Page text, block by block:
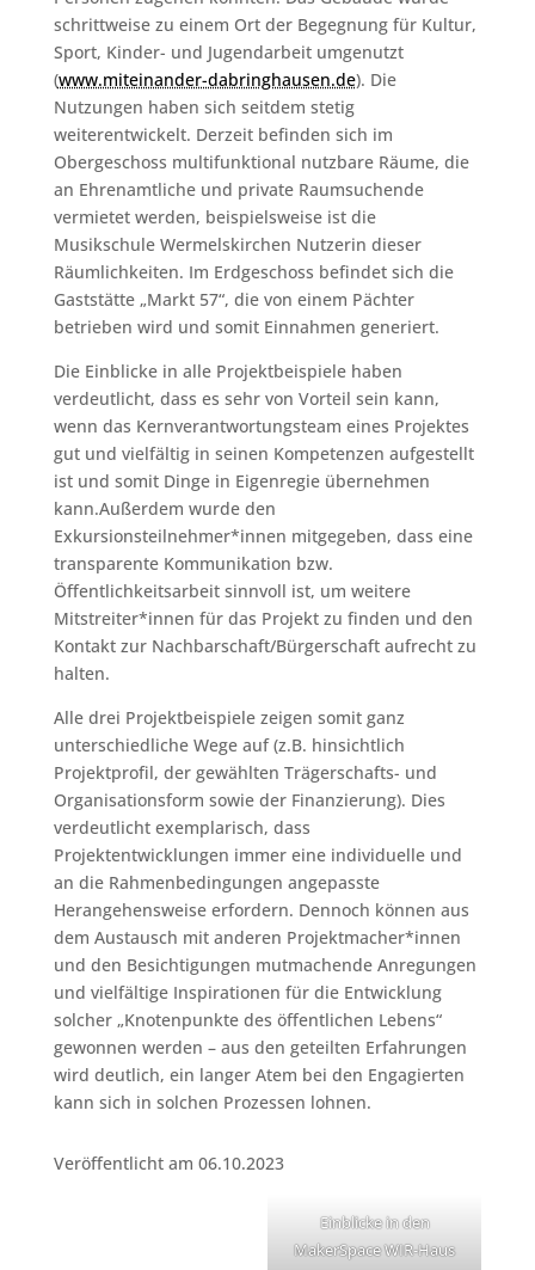
schrittweise zu einem Ort der Begegnung für Kultur,
Sport, Kinder- und Jugendarbeit umgenutzt
(www.miteinander-dabringhausen.de). Die
Nutzungen haben sich seitdem stetig
weiterentwickelt. Derzeit befinden sich im
Obergeschoss multifunktional nutzbare Räume, die
an Ehrenamtliche und private Raumsuchende
vermietet werden, beispielsweise ist die
Musikschule Wermelskirchen Nutzerin dieser
Räumlichkeiten. Im Erdgeschoss befindet sich die
Gaststätte „Markt 57“, die von einem Pächter
betrieben wird und somit Einnahmen generiert.
Die Einblicke in alle Projektbeispiele haben
verdeutlicht, dass es sehr von Vorteil sein kann,
wenn das Kernverantwortungsteam eines Projektes
gut und vielfältig in seinen Kompetenzen aufgestellt
ist und somit Dinge in Eigenregie übernehmen
kann.Außerdem wurde den
Exkursionsteilnehmer*innen mitgegeben, dass eine
transparente Kommunikation bzw.
Öffentlichkeitsarbeit sinnvoll ist, um weitere
Mitstreiter*innen für das Projekt zu finden und den
Kontakt zur Nachbarschaft/Bürgerschaft aufrecht zu
halten.
Alle drei Projektbeispiele zeigen somit ganz
unterschiedliche Wege auf (z.B. hinsichtlich
Projektprofil, der gewählten Trägerschafts- und
Organisationsform sowie der Finanzierung). Dies
verdeutlicht exemplarisch, dass
Projektentwicklungen immer eine individuelle und
an die Rahmenbedingungen angepasste
Herangehensweise erfordern. Dennoch können aus
dem Austausch mit anderen Projektmacher*innen
und den Besichtigungen mutmachende Anregungen
und vielfältige Inspirationen für die Entwicklung
solcher „Knotenpunkte des öffentlichen Lebens“
gewonnen werden – aus den geteilten Erfahrungen
wird deutlich, ein langer Atem bei den Engagierten
kann sich in solchen Prozessen lohnen.
Veröffentlicht am 06.10.2023
Einblicke in den
MakerSpace WIR-Haus